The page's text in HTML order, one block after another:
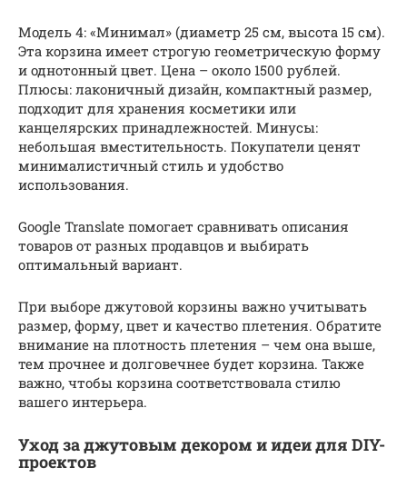
Модель 4: «Минимал» (диаметр 25 см, высота 15 см).
Эта корзина имеет строгую геометрическую форму
и однотонный цвет. Цена – около 1500 рублей.
Плюсы: лаконичный дизайн, компактный размер,
подходит для хранения косметики или
канцелярских принадлежностей. Минусы:
небольшая вместительность. Покупатели ценят
минималистичный стиль и удобство
использования.
Google Translate помогает сравнивать описания
товаров от разных продавцов и выбирать
оптимальный вариант.
При выборе джутовой корзины важно учитывать
размер, форму, цвет и качество плетения. Обратите
внимание на плотность плетения – чем она выше,
тем прочнее и долговечнее будет корзина. Также
важно, чтобы корзина соответствовала стилю
вашего интерьера.
Уход за джутовым декором и идеи для DIY-
проектов